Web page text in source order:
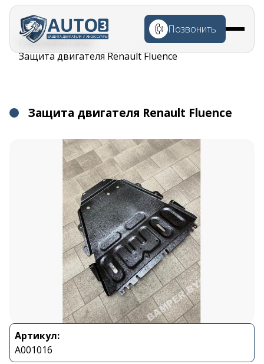
Перейти к
основному
содержанию
Позвонить
Строка
навигации
ГлавнаяКаталог
Защита двигателя Renault Fluence
Защита двигателя Renault Fluence
Артикул:
A001016